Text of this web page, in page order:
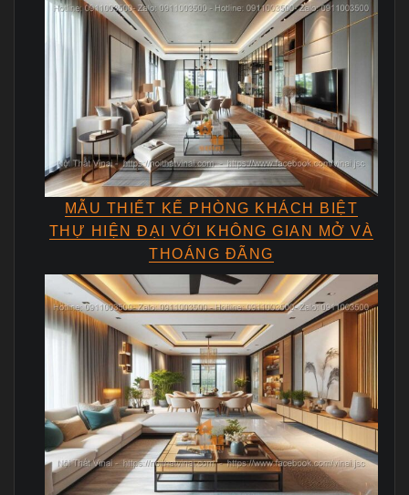
MẪU THIẾT KẾ PHÒNG KHÁCH BIỆT
THỰ HIỆN ĐẠI VỚI KHÔNG GIAN MỞ VÀ
THOÁNG ĐÃNG